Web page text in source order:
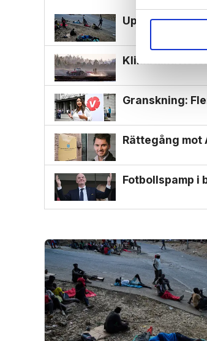
Uppgifter:
Granskning:
Rättegång
Fotbollspamp i